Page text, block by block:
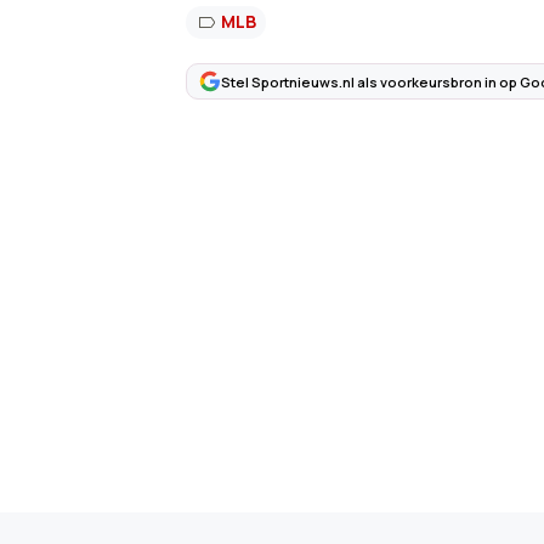
MLB
Stel Sportnieuws.nl als voorkeursbron in op